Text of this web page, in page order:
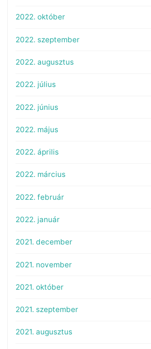
2022. október
2022. szeptember
2022. augusztus
2022. július
2022. június
2022. május
2022. április
2022. március
2022. február
2022. január
2021. december
2021. november
2021. október
2021. szeptember
2021. augusztus